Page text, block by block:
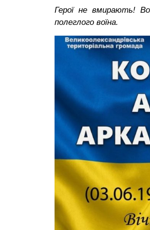
Герої не вмирають!
полеглого воїна.